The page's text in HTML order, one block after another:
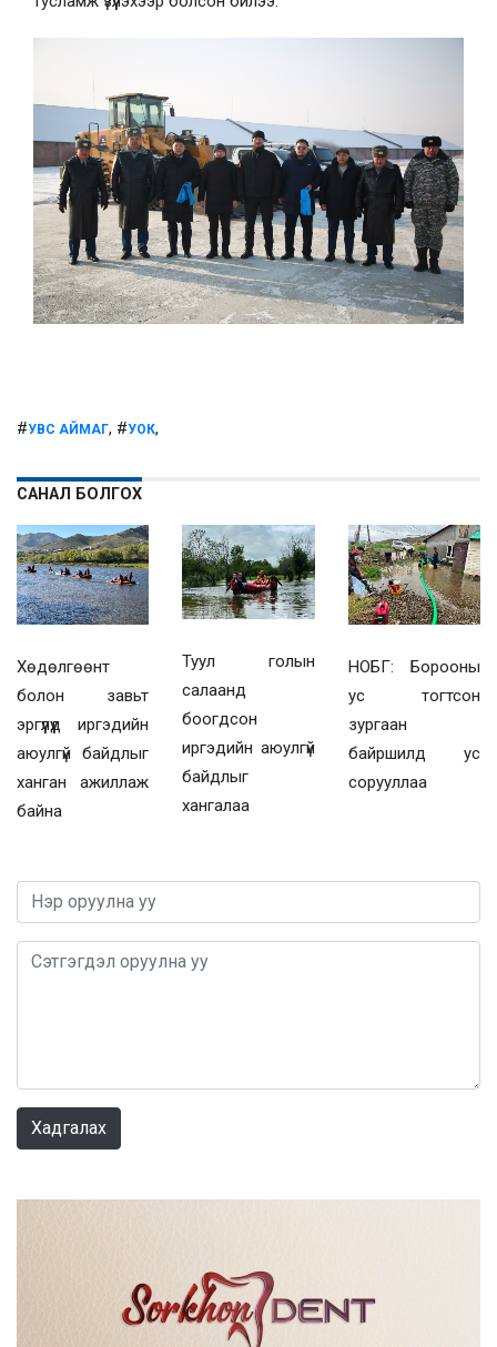
#УВС АЙМАГ, #УОК,
САНАЛ БОЛГОХ
Хөдөлгөөнт
болон завьт
эргүүлүүд иргэдийн
аюулгүй байдлыг
ханган ажиллаж
байна
Туул голын
салаанд
боогдсон
иргэдийн аюулгүй
байдлыг
хангалаа
НОБГ: Борооны
ус тогтсон
зургаан
байршилд ус
сорууллаа
Хадгалах